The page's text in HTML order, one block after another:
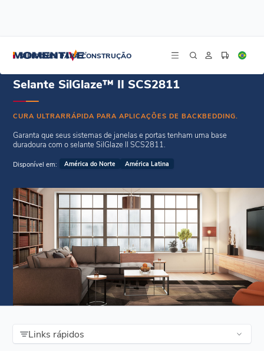
SILICONES PARA CONSTRUÇÃO
Selante SilGlaze™ II SCS2811
CURA ULTRARRÁPIDA PARA APLICAÇÕES DE BACKBEDDING.
Garanta que seus sistemas de janelas e portas tenham uma base
duradoura com o selante SilGlaze II SCS2811.
Disponível em: América do Norte América Latina
Links rápidos